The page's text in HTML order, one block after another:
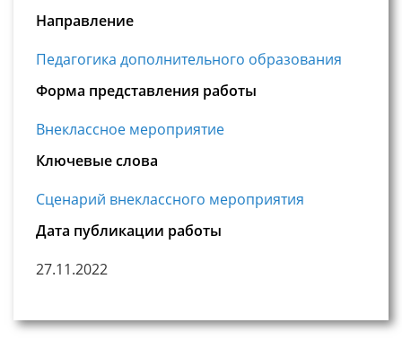
Направление
Педагогика дополнительного образования
Форма представления работы
Внеклассное мероприятие
Ключевые слова
Сценарий внеклассного мероприятия
Дата публикации работы
27.11.2022